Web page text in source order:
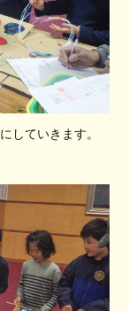
していきます。